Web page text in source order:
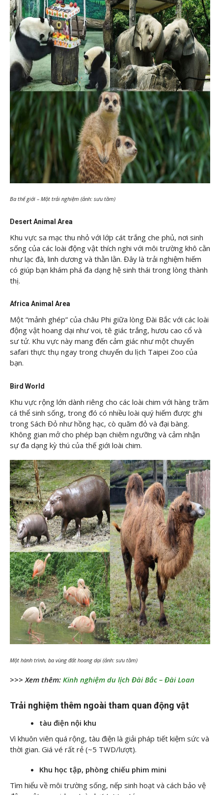
Ba thế giới – Một trải nghiệm (ảnh: sưu tầm)
Desert Animal Area
Khu vực sa mạc thu nhỏ với lớp cát trắng che phủ, nơi sinh
sống của các loài động vật thích nghi với môi trường khô cằn
như lạc đà, linh dương và thằn lằn. Đây là trải nghiệm hiếm
có giúp bạn khám phá đa dạng hệ sinh thái trong lòng thành
thị.
Africa Animal Area
Một “mảnh ghép” của châu Phi giữa lòng Đài Bắc với các loài
động vật hoang dại như voi, tê giác trắng, hươu cao cổ và
sư tử. Khu vực này mang đến cảm giác như một chuyến
safari thực thụ ngay trong chuyến du lịch Taipei Zoo của
bạn.
Bird World
Khu vực rộng lớn dành riêng cho các loài chim với hàng trăm
cá thể sinh sống, trong đó có nhiều loài quý hiếm được ghi
trong Sách Đỏ như hồng hạc, cò quăm đỏ và đại bàng.
Không gian mở cho phép bạn chiêm ngưỡng và cảm nhận
sự đa dạng kỳ thú của thế giới loài chim.
Một hành trình, ba vùng đất hoang dại (ảnh: sưu tầm)
>>> Xem thêm: Kinh nghiệm du lịch Đài Bắc – Đài Loan
Trải nghiệm thêm ngoài tham quan động vật
tàu điện nội khu
Vì khuôn viên quá rộng, tàu điện là giải pháp tiết kiệm sức và
thời gian. Giá vé rất rẻ (~5 TWD/lượt).
Khu học tập, phòng chiếu phim mini
Tìm hiểu về môi trường sống, nếp sinh hoạt và cách bảo vệ